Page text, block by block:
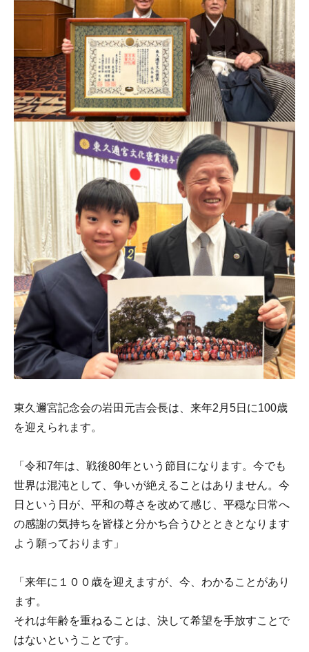
東久邇宮記念会の岩田元吉会長は、来年2月5日に100歳
を迎えられます。
「令和7年は、戦後80年という節目になります。今でも
世界は混沌として、争いが絶えることはありません。今
日という日が、平和の尊さを改めて感じ、平穏な日常へ
の感謝の気持ちを皆様と分かち合うひとときとなります
よう願っております」
「来年に１００歳を迎えますが、今、わかることがあり
ます。
それは年齢を重ねることは、決して希望を手放すことで
はないということです。